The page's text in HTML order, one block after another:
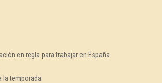
en regla para trabajar en España
la temporada